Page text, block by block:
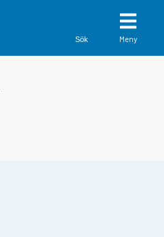
Sök Meny